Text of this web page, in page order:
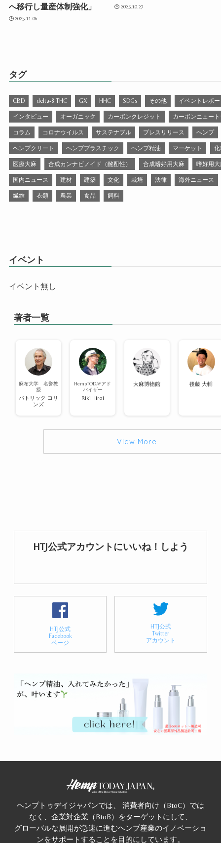
へ移行し量産体制強化」
2025.11.06
2025.10.27
タグ
CBD delta-8 THC GX HHC SDGs その他 イベントレポ
インタビュー オーガニック カーボンクレジット カーボンニュー
コラム コロナウイルス サステナブル プレスリリース ヘンプ
ヘンプクリート ヘンププラスチック ヘンプ精油 マーケット
医療大麻 合成カンナビノイド（酩酊性） 合成嗜好用大麻 嗜好用
国内ニュース 建材 建築 文化 栽培 法律 海外ニュース
繊維 衣類 農業 食品 飼料
イベント
イベント無し
著者一覧
麻布大学 名誉教
授
パトリック コリ
ンズ
HempTODAYアド
バイザー
Riki Hiroi
大麻博物館 後藤 大輔
View More
HTJ公式アカウントにいいね！しよう
HTJ公式
Facebook
ページ
HTJ公式
Twitter
アカウント
ヘンプトゥデイジャパンでは、 消費者向け（BtoC）では
なく、企業対企業（BtoB）をターゲットにして、
グローバルな展開が急速に進むヘンプ産業のイノベーショ
ンをサポートすることを目的にしています。